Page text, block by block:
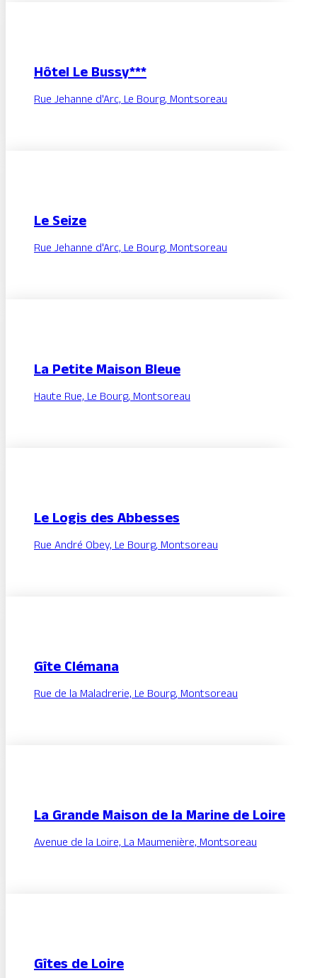
Hôtel Le Bussy***
Rue Jehanne d'Arc, Le Bourg, Montsoreau
Le Seize
Rue Jehanne d'Arc, Le Bourg, Montsoreau
La Petite Maison Bleue
Haute Rue, Le Bourg, Montsoreau
Le Logis des Abbesses
Rue André Obey, Le Bourg, Montsoreau
Gîte Clémana
Rue de la Maladrerie, Le Bourg, Montsoreau
La Grande Maison de la Marine de Loire
Avenue de la Loire, La Maumenière, Montsoreau
Gîtes de Loire